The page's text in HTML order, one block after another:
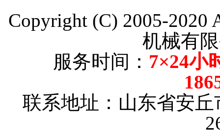
Copyright (C) 2005-2020
机械有
服务时间： 7×24小
联系地址：山东省安